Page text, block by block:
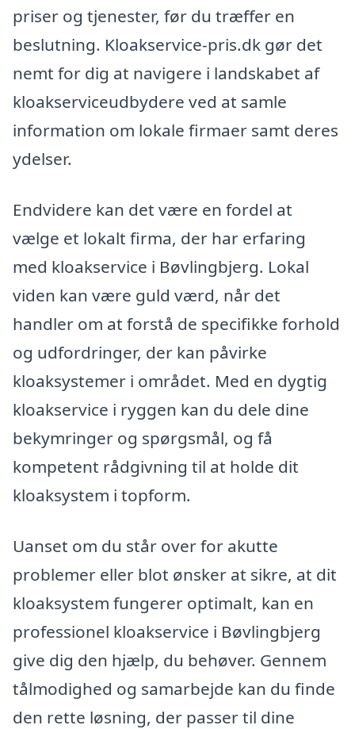
priser og tjenester, før du træffer en
beslutning. Kloakservice-pris.dk gør det
nemt for dig at navigere i landskabet af
kloakserviceudbydere ved at samle
information om lokale firmaer samt deres
ydelser.
Endvidere kan det være en fordel at
vælge et lokalt firma, der har erfaring
med kloakservice i Bøvlingbjerg. Lokal
viden kan være guld værd, når det
handler om at forstå de specifikke forhold
og udfordringer, der kan påvirke
kloaksystemer i området. Med en dygtig
kloakservice i ryggen kan du dele dine
bekymringer og spørgsmål, og få
kompetent rådgivning til at holde dit
kloaksystem i topform.
Uanset om du står over for akutte
problemer eller blot ønsker at sikre, at dit
kloaksystem fungerer optimalt, kan en
professionel kloakservice i Bøvlingbjerg
give dig den hjælp, du behøver. Gennem
tålmodighed og samarbejde kan du finde
den rette løsning, der passer til dine